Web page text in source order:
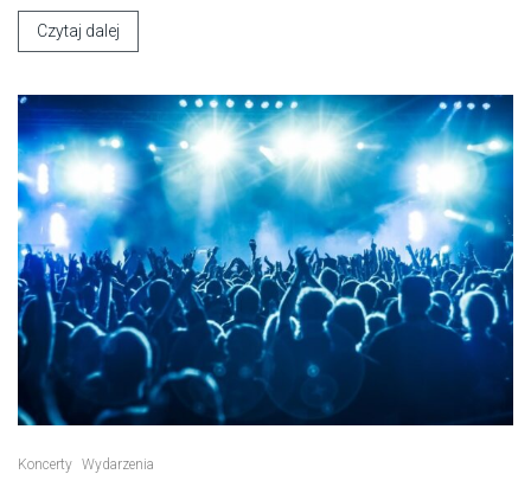
Czytaj dalej
Koncerty Wydarzenia